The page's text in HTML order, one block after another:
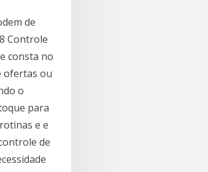
de
Controle
consta no
ofertas ou
o
para
e e
de